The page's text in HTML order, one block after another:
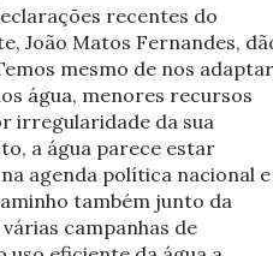
recentes do
João Matos Fernandes,
mesmo de nos
água, menores recursos
irregularidade da sua
a água parece estar
agenda política nacional e
também junto da
campanhas de